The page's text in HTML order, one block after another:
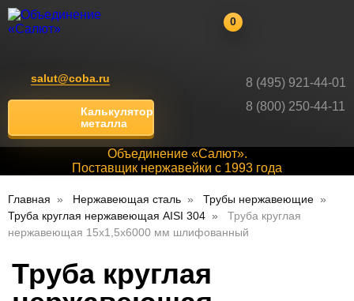
salut@coba.ru
Калькулятор
металла
8 (495) 921-44-01
8 (800) 250-44-11
0
Объединение «Салют».
Поставщик нержавейки с 1993 года
Главная Нержавеющая сталь
Трубы нержавеющие
Труба круглая нержавеющая AISI 304
Труба круглая
нержавеющая 15х1,5х6000 мм шлифованный
Труба круглая